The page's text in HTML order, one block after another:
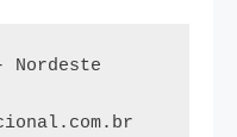
Nordeste